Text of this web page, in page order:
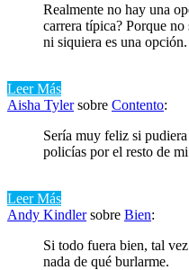
Realmente no hay una
carrera típica? Porque
ni siquiera es una opción.
Leer Más
Aisha Tylersobre Contento:
Sería muy feliz si
policías por el resto de
Leer Más
Andy Kindlersobre Bien:
Si todo fuera bien, tal
nada de qué burlarme.